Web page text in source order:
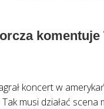
komentuje
koncert w
musi działać scena